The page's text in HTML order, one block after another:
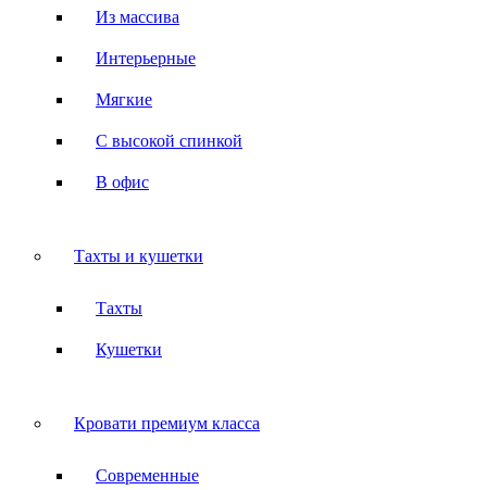
Из массива
Интерьерные
Мягкие
С высокой спинкой
В офис
Тахты и кушетки
Тахты
Кушетки
Кровати премиум класса
Современные